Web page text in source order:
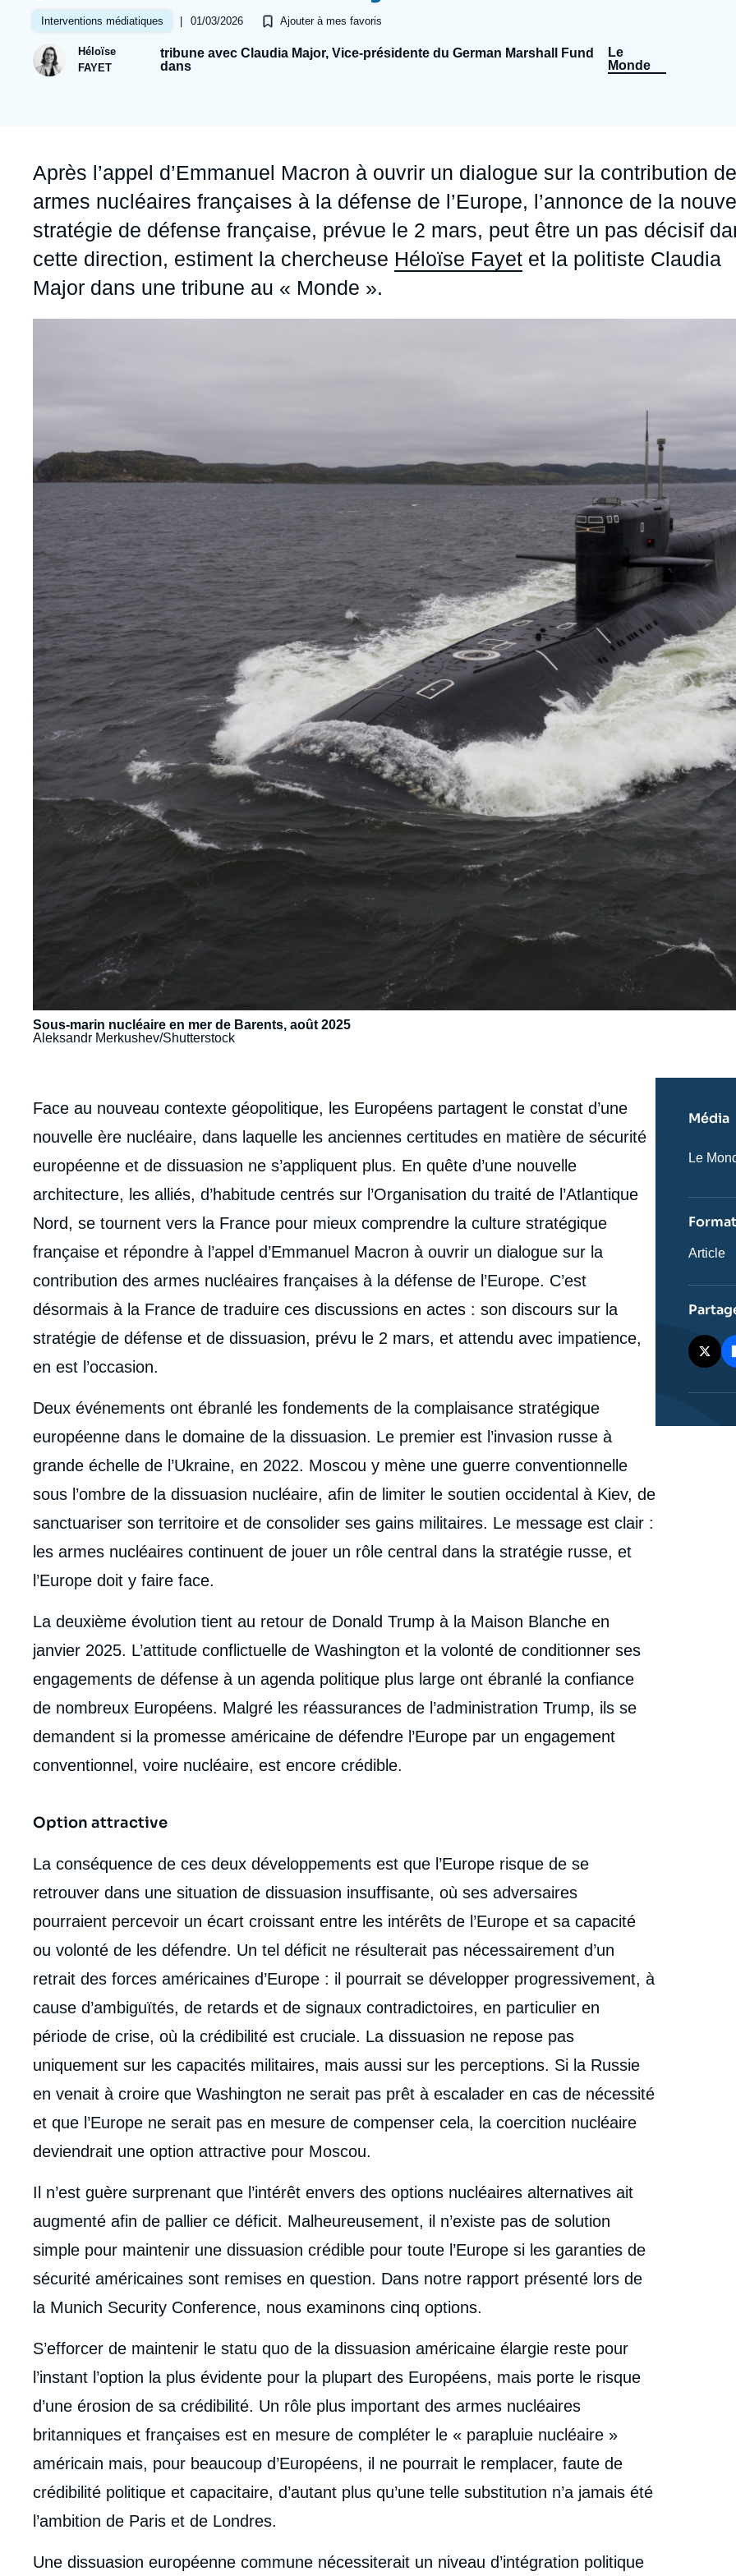
Partenariats et réseaux
Nous soutenir en tant que professionnel
Ramses
Politique étrangère
Intelligence artificielle
Guerre en Ukraine
Europe
Russie - Eurasie
Jeudi 17 septembre 2026 17:30
Interventions médiatiques | 01/03/2026 Ajouter à mes favoris
Héloïse
FAYET
tribune avec Claudia Major, Vice-présidente du German Marshall Fund
dans
Le
Monde
Accroche
Après l’appel d’Emmanuel Macron à ouvrir un dialogue sur la contribution
armes nucléaires françaises à la défense de l’Europe, l’annonce de la
stratégie de défense française, prévue le 2 mars, peut être un pas décisif
cette direction, estiment la chercheuse Héloïse Fayet et la politiste Claudia
Major dans une tribune au « Monde ».
Sous-marin nucléaire en mer de Barents, août 2025
Aleksandr Merkushev/Shutterstock
body
Face au nouveau contexte géopolitique, les Européens partagent le constat d’une
nouvelle ère nucléaire, dans laquelle les anciennes certitudes en matière de sécurité
européenne et de dissuasion ne s’appliquent plus. En quête d’une nouvelle
architecture, les alliés, d’habitude centrés sur l’Organisation du traité de l’Atlantique
Nord, se tournent vers la France pour mieux comprendre la culture stratégique
française et répondre à l’appel d’Emmanuel Macron à ouvrir un dialogue sur la
contribution des armes nucléaires françaises à la défense de l’Europe. C’est
désormais à la France de traduire ces discussions en actes : son discours sur la
stratégie de défense et de dissuasion, prévu le 2 mars, et attendu avec impatience,
en est l’occasion.
Deux événements ont ébranlé les fondements de la complaisance stratégique
européenne dans le domaine de la dissuasion. Le premier est l’invasion russe à
grande échelle de l’Ukraine, en 2022. Moscou y mène une guerre conventionnelle
sous l’ombre de la dissuasion nucléaire, afin de limiter le soutien occidental à Kiev, de
sanctuariser son territoire et de consolider ses gains militaires. Le message est clair :
les armes nucléaires continuent de jouer un rôle central dans la stratégie russe, et
l’Europe doit y faire face.
La deuxième évolution tient au retour de Donald Trump à la Maison Blanche en
janvier 2025. L’attitude conflictuelle de Washington et la volonté de conditionner ses
engagements de défense à un agenda politique plus large ont ébranlé la confiance
de nombreux Européens. Malgré les réassurances de l’administration Trump, ils se
demandent si la promesse américaine de défendre l’Europe par un engagement
conventionnel, voire nucléaire, est encore crédible.
Option attractive
La conséquence de ces deux développements est que l’Europe risque de se
retrouver dans une situation de dissuasion insuffisante, où ses adversaires
pourraient percevoir un écart croissant entre les intérêts de l’Europe et sa capacité
ou volonté de les défendre. Un tel déficit ne résulterait pas nécessairement d’un
retrait des forces américaines d’Europe : il pourrait se développer progressivement, à
cause d’ambiguïtés, de retards et de signaux contradictoires, en particulier en
période de crise, où la crédibilité est cruciale. La dissuasion ne repose pas
uniquement sur les capacités militaires, mais aussi sur les perceptions. Si la Russie
en venait à croire que Washington ne serait pas prêt à escalader en cas de nécessité
et que l’Europe ne serait pas en mesure de compenser cela, la coercition nucléaire
deviendrait une option attractive pour Moscou.
Il n’est guère surprenant que l’intérêt envers des options nucléaires alternatives ait
augmenté afin de pallier ce déficit. Malheureusement, il n’existe pas de solution
simple pour maintenir une dissuasion crédible pour toute l’Europe si les garanties de
sécurité américaines sont remises en question. Dans notre rapport présenté lors de
la Munich Security Conference, nous examinons cinq options.
S’efforcer de maintenir le statu quo de la dissuasion américaine élargie reste pour
l’instant l’option la plus évidente pour la plupart des Européens, mais porte le risque
d’une érosion de sa crédibilité. Un rôle plus important des armes nucléaires
britanniques et françaises est en mesure de compléter le « parapluie nucléaire »
américain mais, pour beaucoup d’Européens, il ne pourrait le remplacer, faute de
crédibilité politique et capacitaire, d’autant plus qu’une telle substitution n’a jamais été
l’ambition de Paris et de Londres.
Une dissuasion européenne commune nécessiterait un niveau d’intégration politique
Média
Nom
revue
émission
Le
Format
Article